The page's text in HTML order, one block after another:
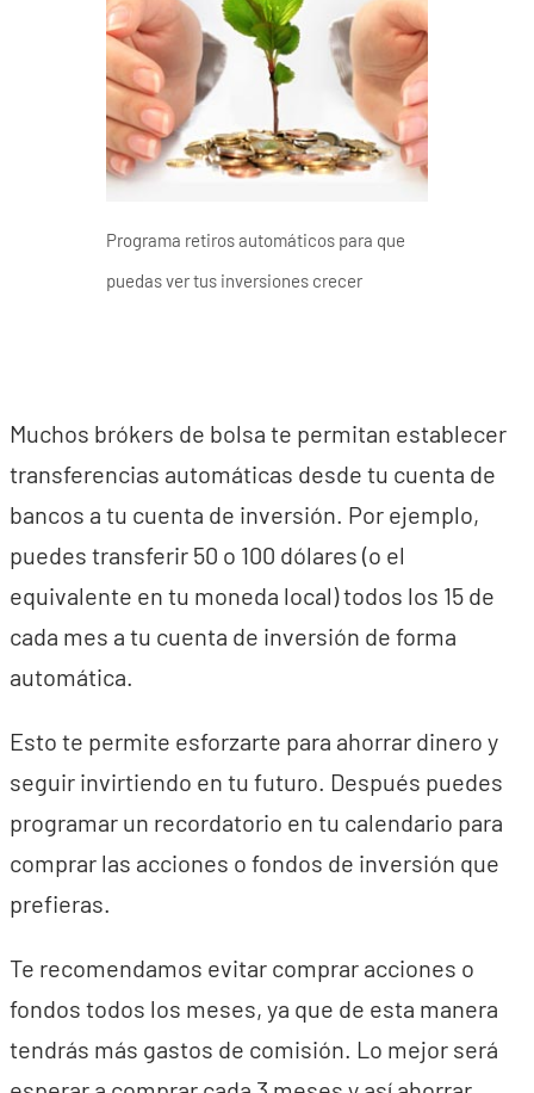
Programa retiros automáticos para que
puedas ver tus inversiones crecer
Muchos brókers de bolsa te permitan establecer
transferencias automáticas desde tu cuenta de
bancos a tu cuenta de inversión. Por ejemplo,
puedes transferir 50 o 100 dólares (o el
equivalente en tu moneda local) todos los 15 de
cada mes a tu cuenta de inversión de forma
automática.
Esto te permite esforzarte para ahorrar dinero y
seguir invirtiendo en tu futuro. Después puedes
programar un recordatorio en tu calendario para
comprar las acciones o fondos de inversión que
prefieras.
Te recomendamos evitar comprar acciones o
fondos todos los meses, ya que de esta manera
tendrás más gastos de comisión. Lo mejor será